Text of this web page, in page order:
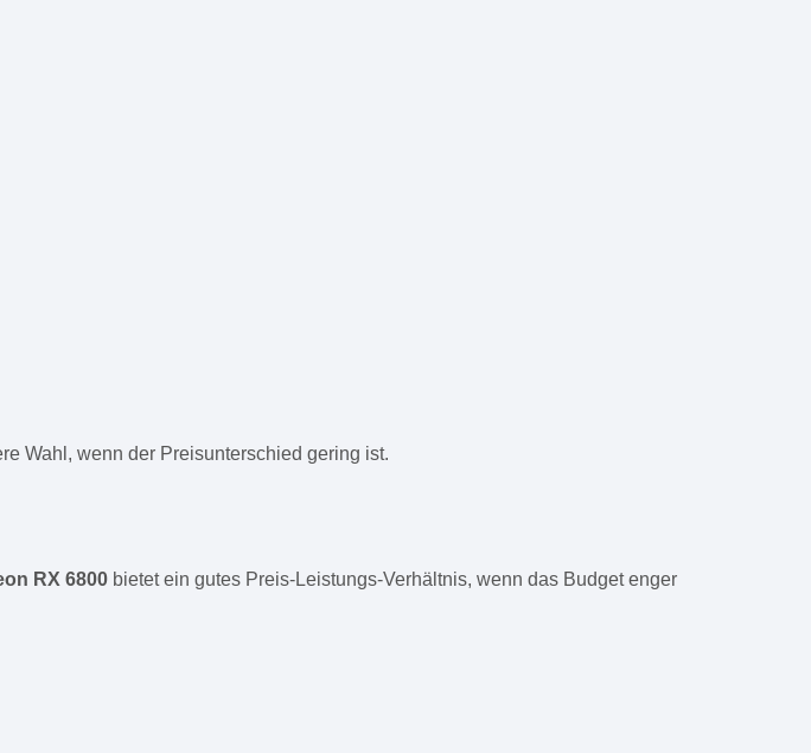
Wahl, wenn der Preisunterschied gering ist.
RX 6800 bietet ein gutes Preis-Leistungs-Verhältnis, wenn das Budget enger